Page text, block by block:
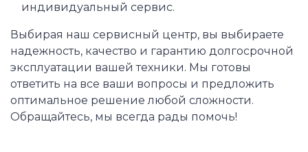
индивидуальный сервис.
Выбирая наш сервисный центр, вы выбираете
надежность, качество и гарантию долгосрочной
эксплуатации вашей техники. Мы готовы
ответить на все ваши вопросы и предложить
оптимальное решение любой сложности.
Обращайтесь, мы всегда рады помочь!